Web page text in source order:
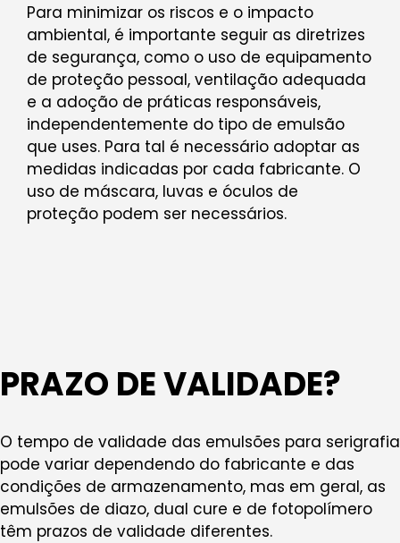
Para minimizar os riscos e o impacto
ambiental, é importante seguir as diretrizes
de segurança, como o uso de equipamento
de proteção pessoal, ventilação adequada
e a adoção de práticas responsáveis,
independentemente do tipo de emulsão
que uses. Para tal é necessário adoptar as
medidas indicadas por cada fabricante. O
uso de máscara, luvas e óculos de
proteção podem ser necessários.
PRAZO DE VALIDADE?
O tempo de validade das emulsões para serigrafia
pode variar dependendo do fabricante e das
condições de armazenamento, mas em geral, as
emulsões de diazo, dual cure e de fotopolímero
têm prazos de validade diferentes.